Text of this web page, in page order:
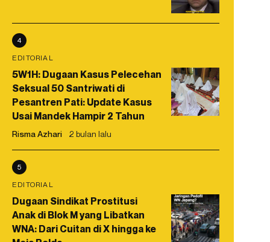
4
EDITORIAL
5W1H: Dugaan Kasus Pelecehan
Seksual 50 Santriwati di
Pesantren Pati: Update Kasus
Usai Mandek Hampir 2 Tahun
Risma Azhari 2 bulan lalu
5
EDITORIAL
Dugaan Sindikat Prostitusi
Anak di Blok M yang Libatkan
WNA: Dari Cuitan di X hingga ke